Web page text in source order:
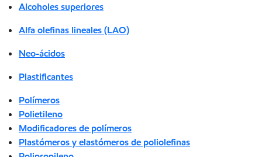
Alcoholes superiores
Alfa olefinas lineales (LAO)
Neo-ácidos
Plastificantes
Polímeros
Polietileno
Modificadores de polímeros
Plastómeros y elastómeros de poliolefinas